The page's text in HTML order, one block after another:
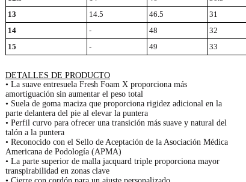
13
14.5 46.5
31
14
- 48
32
15
- 49 33
DETALLES DE PRODUCTO
• La suave entresuela Fresh Foam X proporciona más
amortiguación sin aumentar el peso total
• Suela de goma maciza que proporciona rigidez adicional en la
parte delantera del pie al elevar la puntera
• Perfil curvo para ofrecer una transición más suave y natural del
talón a la puntera
• Reconocido con el Sello de Aceptación de la Asociación Médica
Americana de Podología (APMA)
• La parte superior de malla jacquard triple proporciona mayor
transpirabilidad en zonas clave